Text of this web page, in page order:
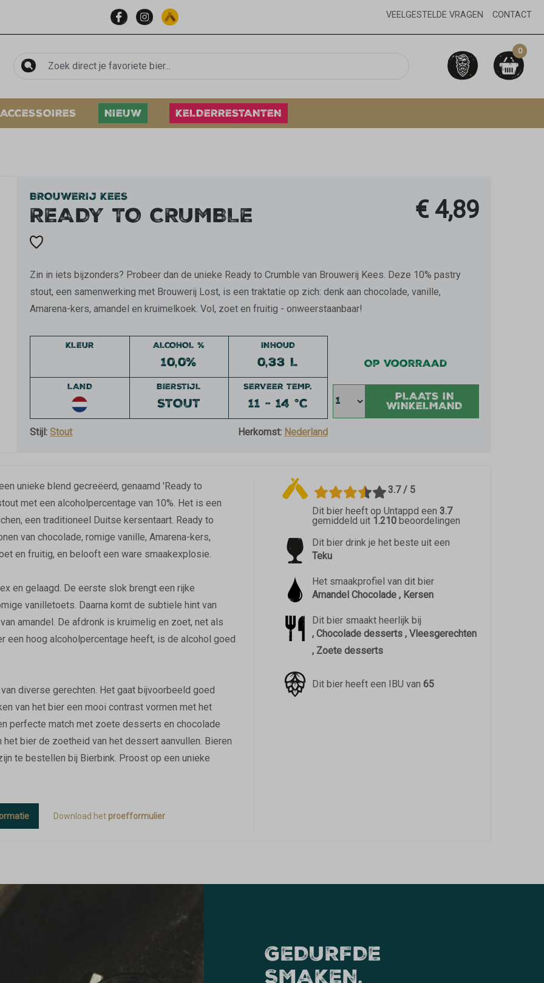
VEELGESTELDE VRAGEN CONTACT
0
ACCESSOIRES NIEUW KELDERRESTANTEN
BROUWERIJ KEES
READY TO CRUMBLE € 4,89
Zin in iets bijzonders? Probeer dan de unieke Ready to Crumble van Brouwerij Kees. Deze 10% pastry
stout, een samenwerking met Brouwerij Lost, is een traktatie op zich: denk aan chocolade, vanille,
Amarena-kers, amandel en kruimelkoek. Vol, zoet en fruitig - onweerstaanbaar!
KLEUR ALCOHOL %
10,0%
INHOUD
0,33 L
LAND BIERSTIJL
STOUT
SERVEER TEMP.
11 - 14 °C
Stijl: Stout Herkomst: Nederland
Op voorraad
PLAATS IN
WINKELMAND
unieke blend gecreëerd, genaamd 'Ready to
met een alcoholpercentage van 10%. Het is een
een traditioneel Duitse kersentaart. Ready to
van chocolade, romige vanille, Amarena-kers,
en fruitig, en belooft een ware smaakexplosie.
en gelaagd. De eerste slok brengt een rijke
vanilletoets. Daarna komt de subtiele hint van
amandel. De afdronk is kruimelig en zoet, net als
een hoog alcoholpercentage heeft, is de alcohol goed
diverse gerechten. Het gaat bijvoorbeeld goed
van het bier een mooi contrast vormen met het
perfecte match met zoete desserts en chocolade
bier de zoetheid van het dessert aanvullen. Bieren
te bestellen bij Bierbink. Proost op een unieke
Download het proefformulier
3.7 / 5
Dit bier heeft op Untappd een 3.7
gemiddeld uit 1.210beoordelingen
Dit bier drink je het beste uit een
Teku
Het smaakprofiel van dit bier
Amandel Chocolade , Kersen
Dit bier smaakt heerlijk bij
, Chocolade desserts , Vleesgerechten
, Zoete desserts
Dit bier heeft een IBU van 65
GEDURFDE